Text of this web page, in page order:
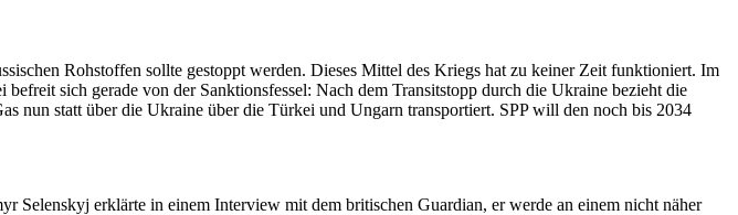
Rohstoffen sollte gestoppt werden. Dieses Mittel des Kriegs hat zu keiner Zeit funktioniert. Im
sich gerade von der Sanktionsfessel: Nach dem Transitstopp durch die Ukraine bezieht die
nun statt über die Ukraine über die Türkei und Ungarn transportiert. SPP will den noch bis 2034
Selenskyj erklärte in einem Interview mit dem britischen Guardian, er werde an einem nicht näher